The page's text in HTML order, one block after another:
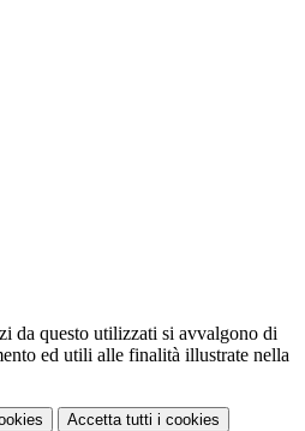
da questo utilizzati si avvalgono di
ed utili alle finalità illustrate nella
Accetta tutti i cookies